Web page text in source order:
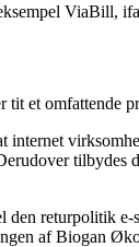
ViaBill,
tit et omfattende
internet
tilbydes
den returpolitik e-
af Biogan